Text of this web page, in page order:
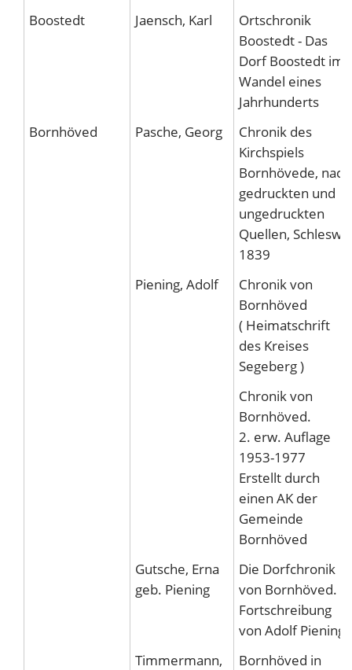
Boostedt Jaensch, Karl
Ortschronik
Boostedt - Das
Dorf Boostedt im
Wandel eines
Jahrhunderts
Bornhöved
Pasche, Georg
Chronik des
Kirchspiels
Bornhövede, nach
gedruckten und
ungedruckten
Quellen, Schleswig
1839
Piening, Adolf
Chronik von
Bornhöved
( Heimatschrift
des Kreises
Segeberg )
Chronik von
Bornhöved.
2. erw. Auflage
1953-1977
Erstellt durch
einen AK der
Gemeinde
Bornhöved
Gutsche, Erna
geb. Piening
Die Dorfchronik
von Bornhöved.
Fortschreibung
von Adolf Piening
Timmermann,
Bornhöved in